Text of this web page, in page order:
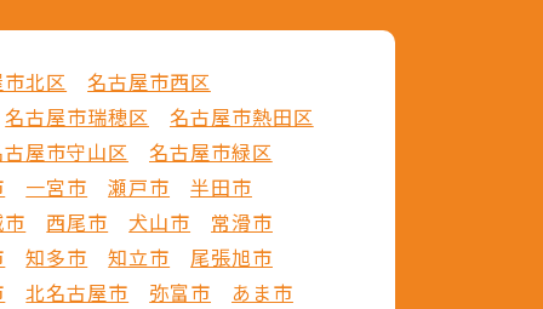
北区
名古屋市西区
名古屋市瑞穂区
名古屋市熱田区
古屋市守山区
名古屋市緑区
一宮市 瀬戸市
半田市
西尾市 犬山市
常滑市
知多市 知立市
尾張旭市
北名古屋市 弥富市
あま市